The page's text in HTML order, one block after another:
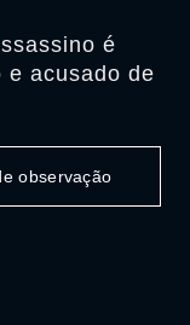
é
e acusado de
observação